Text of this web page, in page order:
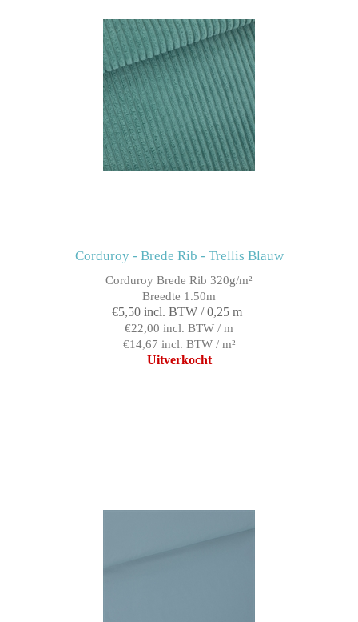
Corduroy - Brede Rib - Trellis Blauw
Corduroy Brede Rib 320g/m²
Breedte 1.50m
€5,50 incl. BTW / 0,25 m
€22,00 incl. BTW / m
€14,67 incl. BTW / m²
Uitverkocht